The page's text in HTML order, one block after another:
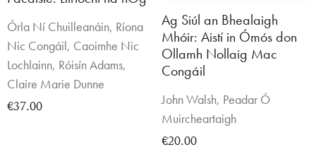
Órla Ní Chuilleanáin, Ríona
Nic Congáil, Caoimhe Nic
Lochlainn, Róisín Adams,
Claire Marie Dunne
€37.00
Ag Siúl an Bhealaigh
Mhóir: Aistí in Ómós don
Ollamh Nollaig Mac
Congáil
John Walsh, Peadar Ó
Muircheartaigh
€20.00